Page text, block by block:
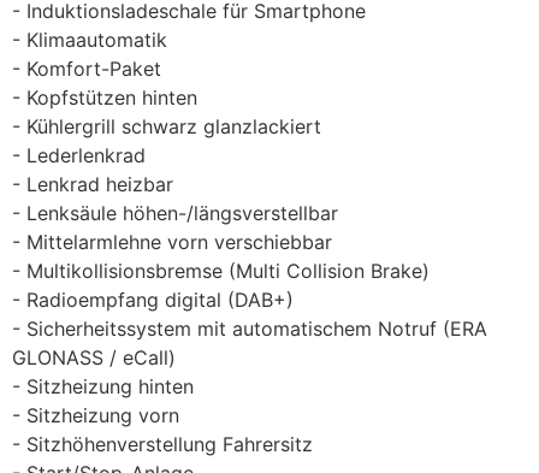
Induktionsladeschale für Smartphone
Klimaautomatik
Komfort-Paket
Kopfstützen hinten
Kühlergrill schwarz glanzlackiert
Lederlenkrad
Lenkrad heizbar
Lenksäule höhen-/längsverstellbar
Mittelarmlehne vorn verschiebbar
Multikollisionsbremse (Multi Collision Brake)
Radioempfang digital (DAB+)
Sicherheitssystem mit automatischem Notruf (ERA
GLONASS / eCall)
Sitzheizung hinten
Sitzheizung vorn
Sitzhöhenverstellung Fahrersitz